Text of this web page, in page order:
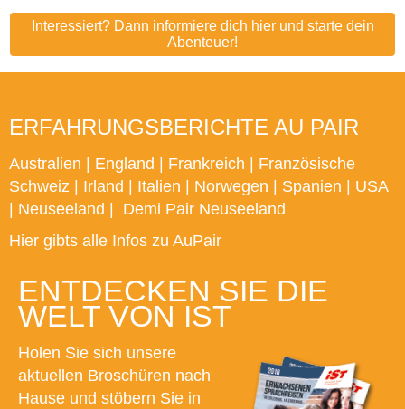
Interessiert? Dann informiere dich hier und starte dein
Abenteuer!
ERFAHRUNGSBERICHTE AU PAIR
Australien England Frankreich
Französische
Schweiz
Irland Italien Norwegen Spanien
USA
Neuseeland
Demi Pair Neuseeland
Hier gibts alle Infos zu AuPair
ENTDECKEN SIE DIE
WELT VON IST
Holen Sie sich unsere
aktuellen Broschüren nach
Hause und stöbern Sie in